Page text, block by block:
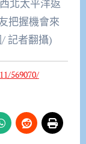
北太平洋返
把握機會來
記者翻攝)
569070/